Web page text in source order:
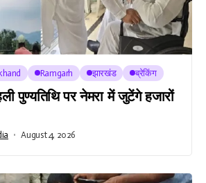
Ramgarh झारखंड ब्रेकिंग
पुण्यतिथि पर नेमरा में जुटेंगे हजारों
August 4, 2026